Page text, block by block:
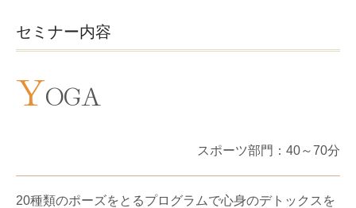
セミナー内容
YOGA
スポーツ部門：40～70分
20種類のポーズをとるプログラムで心身のデトックスを